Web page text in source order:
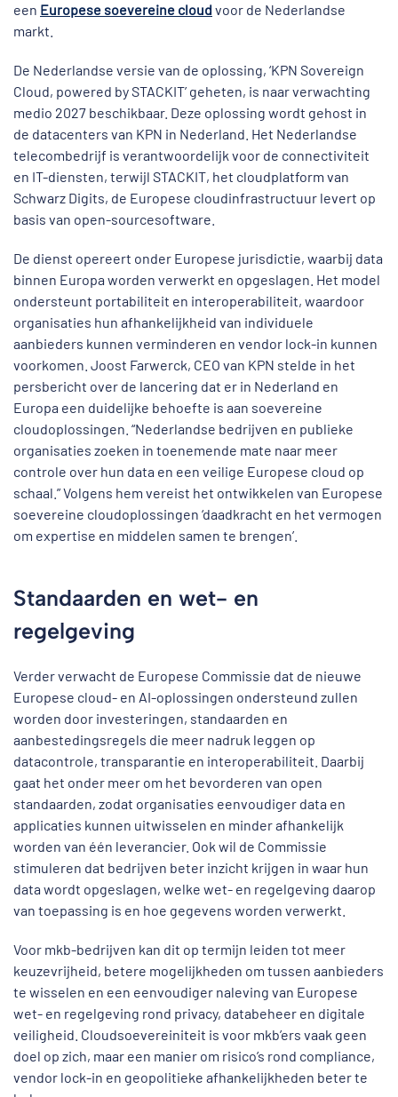
een Europese soevereine cloudvoor de Nederlandse
markt.
De Nederlandse versie van de oplossing, ‘KPN Sovereign
Cloud, powered by STACKIT’ geheten, is naar verwachting
medio 2027 beschikbaar. Deze oplossing wordt gehost in
de datacenters van KPN in Nederland. Het Nederlandse
telecombedrijf is verantwoordelijk voor de connectiviteit
en IT-diensten, terwijl STACKIT, het cloudplatform van
Schwarz Digits, de Europese cloudinfrastructuur levert op
basis van open-sourcesoftware.
De dienst opereert onder Europese jurisdictie, waarbij data
binnen Europa worden verwerkt en opgeslagen. Het model
ondersteunt portabiliteit en interoperabiliteit, waardoor
organisaties hun afhankelijkheid van individuele
aanbieders kunnen verminderen en vendor lock-in kunnen
voorkomen. Joost Farwerck, CEO van KPN stelde in het
persbericht over de lancering dat er in Nederland en
Europa een duidelijke behoefte is aan soevereine
cloudoplossingen. “Nederlandse bedrijven en publieke
organisaties zoeken in toenemende mate naar meer
controle over hun data en een veilige Europese cloud op
schaal.” Volgens hem vereist het ontwikkelen van Europese
soevereine cloudoplossingen ‘daadkracht en het vermogen
om expertise en middelen samen te brengen’.
Standaarden en wet- en
regelgeving
Verder verwacht de Europese Commissie dat de nieuwe
Europese cloud- en AI-oplossingen ondersteund zullen
worden door investeringen, standaarden en
aanbestedingsregels die meer nadruk leggen op
datacontrole, transparantie en interoperabiliteit. Daarbij
gaat het onder meer om het bevorderen van open
standaarden, zodat organisaties eenvoudiger data en
applicaties kunnen uitwisselen en minder afhankelijk
worden van één leverancier. Ook wil de Commissie
stimuleren dat bedrijven beter inzicht krijgen in waar hun
data wordt opgeslagen, welke wet- en regelgeving daarop
van toepassing is en hoe gegevens worden verwerkt.
Voor mkb-bedrijven kan dit op termijn leiden tot meer
keuzevrijheid, betere mogelijkheden om tussen aanbieders
te wisselen en een eenvoudiger naleving van Europese
wet- en regelgeving rond privacy, databeheer en digitale
veiligheid. Cloudsoevereiniteit is voor mkb’ers vaak geen
doel op zich, maar een manier om risico’s rond compliance,
vendor lock-in en geopolitieke afhankelijkheden beter te